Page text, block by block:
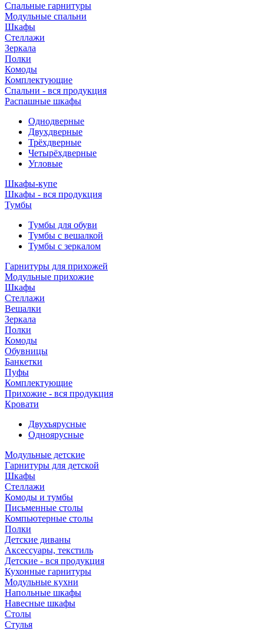
Спальные гарнитуры
Модульные спальни
Шкафы
Стеллажи
Зеркала
Полки
Комоды
Комплектующие
Спальни - вся продукция
Распашные шкафы
Однодверные
Двухдверные
Трёхдверные
Четырёхдверные
Угловые
Шкафы-купе
Шкафы - вся продукция
Тумбы
Тумбы для обуви
Тумбы с вешалкой
Тумбы с зеркалом
Гарнитуры для прихожей
Модульные прихожие
Шкафы
Стеллажи
Вешалки
Зеркала
Полки
Комоды
Обувницы
Банкетки
Пуфы
Комплектующие
Прихожие - вся продукция
Кровати
Двухъярусные
Одноярусные
Модульные детские
Гарнитуры для детской
Шкафы
Стеллажи
Комоды и тумбы
Письменные столы
Компьютерные столы
Полки
Детские диваны
Аксессуары, текстиль
Детские - вся продукция
Кухонные гарнитуры
Модульные кухни
Напольные шкафы
Навесные шкафы
Столы
Стулья